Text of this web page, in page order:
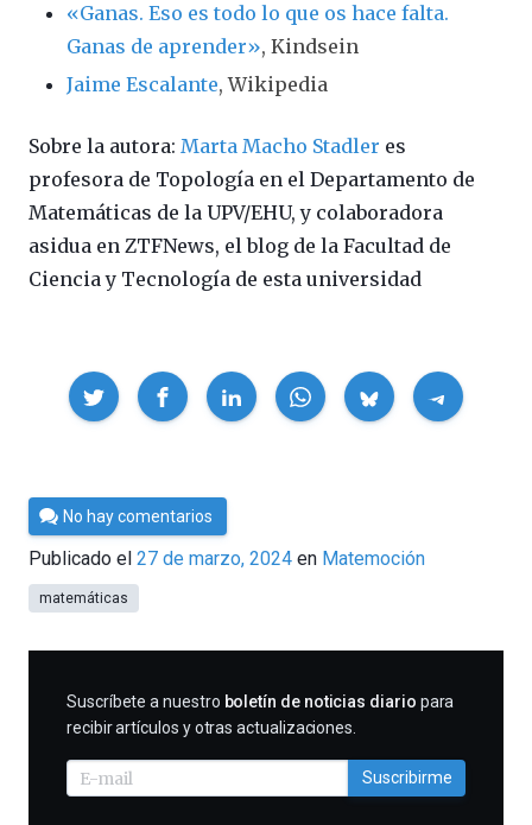
«Ganas. Eso es todo lo que os hace falta.
Ganas de aprender», Kindsein
Jaime Escalante, Wikipedia
Sobre la autora: Marta Macho Stadler es
profesora de Topología en el Departamento de
Matemáticas de la UPV/EHU, y colaboradora
asidua en ZTFNews, el blog de la Facultad de
Ciencia y Tecnología de esta universidad
Compartir
Por
César
Tomé
No hay comentarios
Publicado el 27 de marzo, 2024 en Matemoción
matemáticas
SUSCRIBIRME
Suscríbete a nuestro boletín de noticias diario para
recibir artículos y otras actualizaciones.
Suscribirme